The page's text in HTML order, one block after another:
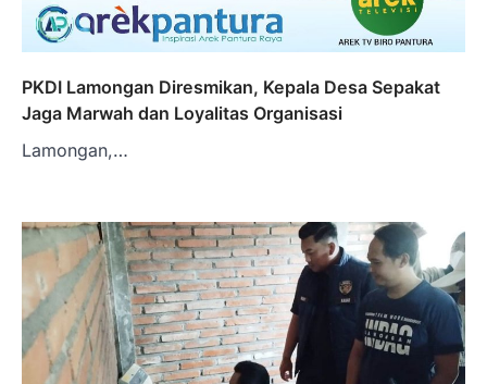
PKDI Lamongan Diresmikan, Kepala Desa Sepakat
Jaga Marwah dan Loyalitas Organisasi
Lamongan,…